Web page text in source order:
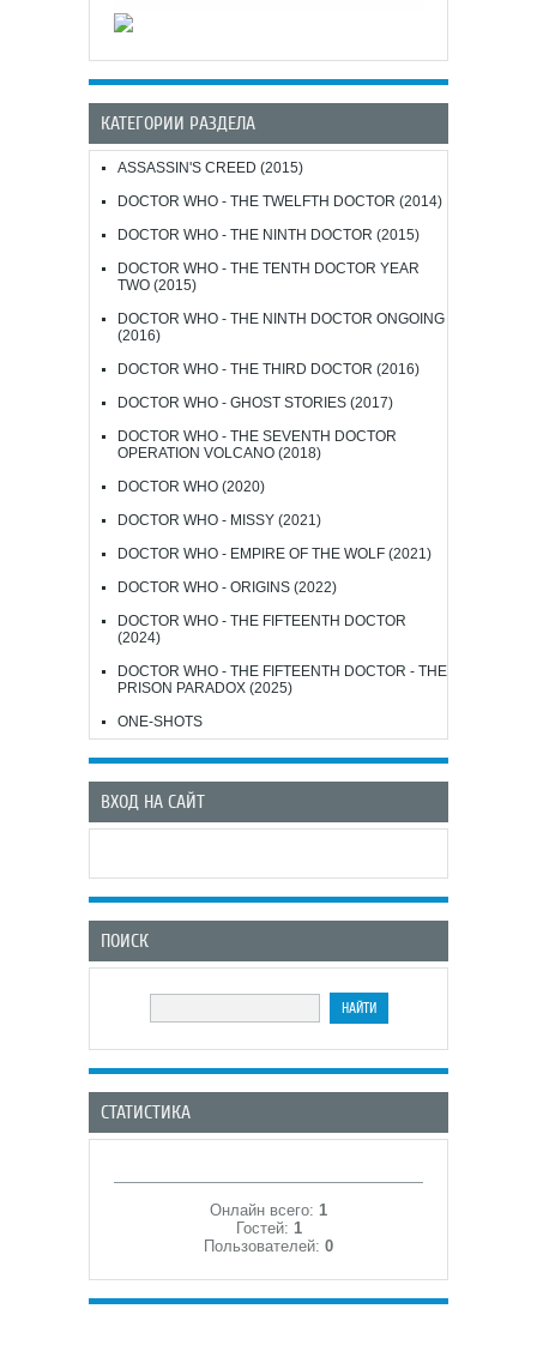
КАТЕГОРИИ РАЗДЕЛА
ASSASSIN'S CREED (2015)
DOCTOR WHO - THE TWELFTH DOCTOR (2014)
DOCTOR WHO - THE NINTH DOCTOR (2015)
DOCTOR WHO - THE TENTH DOCTOR YEAR
TWO (2015)
DOCTOR WHO - THE NINTH DOCTOR ONGOING
(2016)
DOCTOR WHO - THE THIRD DOCTOR (2016)
DOCTOR WHO - GHOST STORIES (2017)
DOCTOR WHO - THE SEVENTH DOCTOR
OPERATION VOLCANO (2018)
DOCTOR WHO (2020)
DOCTOR WHO - MISSY (2021)
DOCTOR WHO - EMPIRE OF THE WOLF (2021)
DOCTOR WHO - ORIGINS (2022)
DOCTOR WHO - THE FIFTEENTH DOCTOR
(2024)
DOCTOR WHO - THE FIFTEENTH DOCTOR - THE
PRISON PARADOX (2025)
ONE-SHOTS
ВХОД НА САЙТ
ПОИСК
СТАТИСТИКА
Онлайн всего: 1
Гостей: 1
Пользователей: 0